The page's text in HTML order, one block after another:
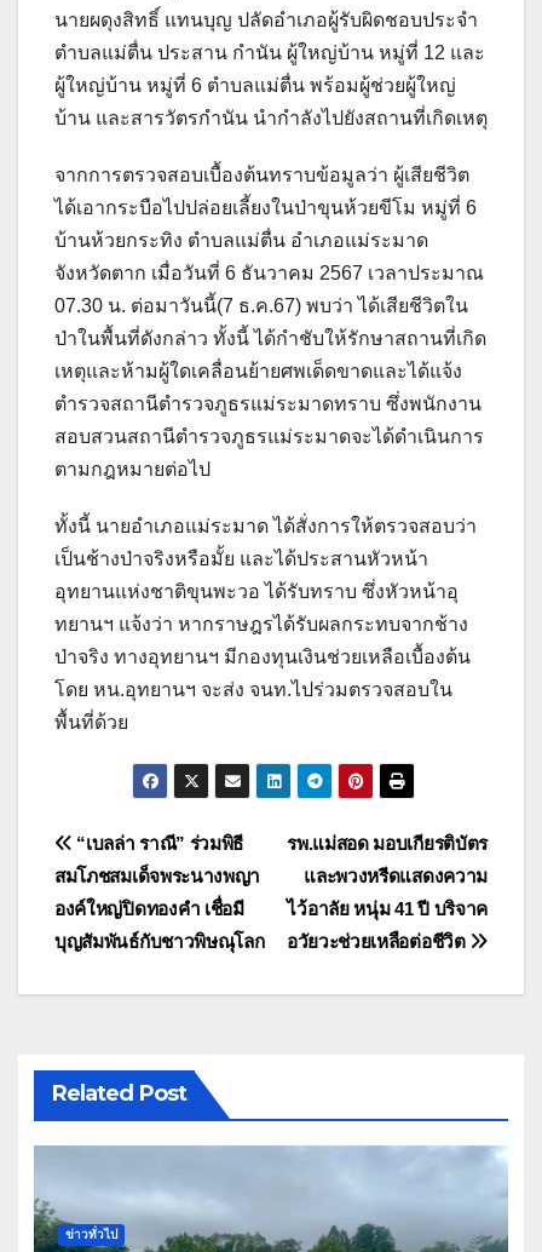
นายผดุงสิทธิ์​ แทนบุญ ปลัดอำเภอผู้รับผิดชอบประจำ
ตำบลแม่ตื่น ประสาน​ กำนัน​ ผู้ใหญ่บ้าน​ หมู่ที่ 12 และ
ผู้ใหญ่บ้าน​ หมู่ที่ 6 ตำบลแม่ตื่น​ พร้อมผู้ช่วยผู้ใหญ่
บ้าน​ และสารวัตรกำนัน​ นำกำลังไปยังสถานที่เกิดเหตุ
จากการตรวจสอบเบื้องต้นทราบข้อมูลว่า​ ผู้เสียชีวิต
ได้เอากระบือไปปล่อยเลี้ยงในป่าขุนห้วยขีโม​ หมู่ที่ 6
บ้านห้วยกระทิง​ ตำบลแม่ตื่น​ อำเภอแม่ระมาด
จังหวัดตาก เมื่อวันที่ 6 ธันวาคม 2567 เวลาประมาณ
07.30 น.​ ต่อมาวันนี้(7 ธ.ค.67)​ พบว่า​ ได้เสียชีวิตใน
ป่าในพื้นที่ดังกล่าว​ ทั้งนี้ ได้กำชับให้รักษาสถานที่เกิด
เหตุและห้ามผู้ใดเคลื่อนย้ายศพเด็ดขาดและได้แจ้ง
ตำรวจสถานีตำรวจภูธรแม่ระมาดทราบ​ ซึ่งพนักงาน
สอบสวนสถานีตำรวจภูธรแม่ระมาดจะได้ดำเนินการ
ตามกฎหมายต่อไป
ทั้งนี้ นายอำเภอแม่ระมาด ได้สั่งการให้ตรวจสอบว่า
เป็นช้างป่าจริงหรือมั้ย และได้ประสานหัวหน้า
อุทยานแห่งชาติขุนพะวอ ได้รับทราบ ซึ่งหัวหน้าอุ
ทยานฯ แจ้งว่า หากราษฎรได้รับผลกระทบจากช้าง
ป่าจริง ทางอุทยานฯ มีกองทุนเงินช่วยเหลือเบื้องต้น
โดย หน.อุทยานฯ จะส่ง จนท.ไปร่วมตรวจสอบใน
พื้นที่ด้วย
แนะแนว
เรื่อง
รพ.แม่สอด มอบเกียรติบัตร
และพวงหรีดแสดงความ
ไว้อาลัย หนุ่ม 41 ปี บริจาค
อวัยวะช่วยเหลือต่อชีวิต
“เบลล่า ราณี” ร่วมพิธี
สมโภชสมเด็จพระนางพญา
องค์ใหญ่ปิดทองคำ เชื่อมี
บุญสัมพันธ์กับชาวพิษณุโลก
Related Post
ข่าวทั่วไป